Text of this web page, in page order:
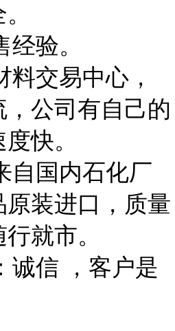
验。
料交易中心，
公司有自己的
快。
自国内石化厂
装进口，质量
就市。
诚信 ，客户是